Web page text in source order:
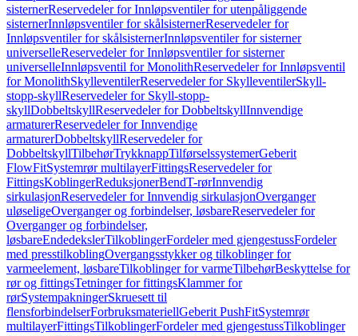
sisternerReservedeler for Innløpsventiler for utenpåliggende
sisternerInnløpsventiler for skålsisternerReservedeler for
Innløpsventiler for skålsisternerInnløpsventiler for sisterner
universelleReservedeler for Innløpsventiler for sisterner
universelleInnløpsventil for MonolithReservedeler for Innløpsventil
for MonolithSkylleventilerReservedeler for SkylleventilerSkyll-
stopp-skyllReservedeler for Skyll-stopp-
skyllDobbeltskyllReservedeler for DobbeltskyllInnvendige
armaturerReservedeler for Innvendige
armaturerDobbeltskyllReservedeler for
DobbeltskyllTilbehørTrykknappTilførselssystemerGeberit
FlowFitSystemrør multilayerFittingsReservedeler for
FittingsKoblingerReduksjonerBendT-rørInnvendig
sirkulasjonReservedeler for Innvendig sirkulasjonOverganger
uløseligeOverganger og forbindelser, løsbareReservedeler for
Overganger og forbindelser,
løsbareEndedekslerTilkoblingerFordeler med gjengestussFordeler
med presstilkoblingOvergangsstykker og tilkoblinger for
varmeelement, løsbareTilkoblinger for varmeTilbehørBeskyttelse for
rør og fittingsTetninger for fittingsKlammer for
rørSystempakningerSkruesett til
flensforbindelserForbruksmateriellGeberit PushFitSystemrør
multilayerFittingsTilkoblingerFordeler med gjengestussTilkoblinger